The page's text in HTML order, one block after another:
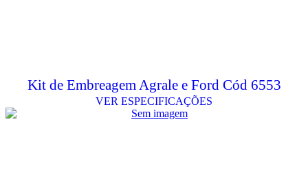
Kit de Embreagem Agrale e Ford Cód 6553
VER ESPECIFICAÇÕES